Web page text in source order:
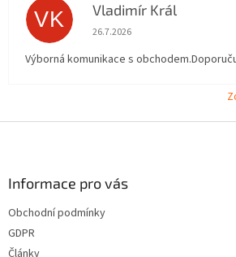
VK Vladimír Král
Hodnocení obchodu je 5 z 5
26.7.2026
Výborná komunikace s
Informace pro vás
Obchodní podmínky
GDPR